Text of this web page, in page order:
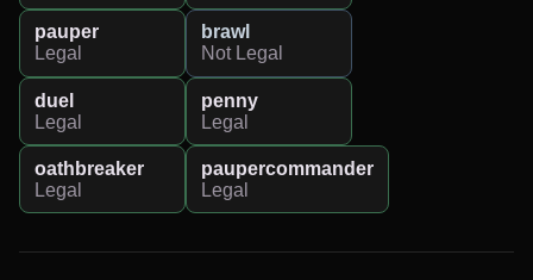
pauper
Legal
brawl
Not Legal
duel
Legal
penny
Legal
oathbreaker
Legal
paupercommander
Legal